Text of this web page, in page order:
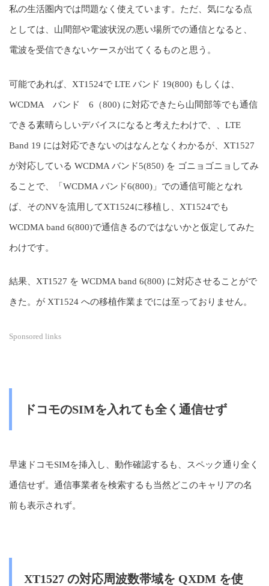
私の生活圏内では問題なく使えています。ただ、気になる点
としては、山間部や電波状況の悪い場所での通信となると、
電波を受信できないケースが出てくるものと思う。
可能であれば、XT1524で LTE バンド 19(800) もしくは、
WCDMA バンド 6（800) に対応できたら山間部等でも通信
できる素晴らしいデバイスになると考えたわけで、、LTE
Band 19 には対応できないのはなんとなくわかるが、XT1527
が対応している WCDMA バンド5(850) を ゴニョゴニョしてみ
ることで、「WCDMA バンド6(800)」での通信可能となれ
ば、そのNVを流用してXT1524に移植し、XT1524でも
WCDMA band 6(800)で通信きるのではないかと仮定してみた
わけです。
結果、XT1527 を WCDMA band 6(800) に対応させることがで
きた。が XT1524 への移植作業までには至っておりません。
Sponsored links
ドコモのSIMを入れても全く通信せず
早速ドコモSIMを挿入し、動作確認するも、スペック通り全く
通信せず。通信事業者を検索するも当然どこのキャリアの名
前も表示されず。
XT1527 の対応周波数帯域を QXDM を使